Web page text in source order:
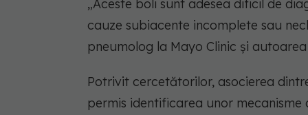
„Aceste boli sunt adesea dificil de
cauze subiacente incomplete sau
pneumolog la Mayo Clinic și
Potrivit cercetătorilor, asocierea
permis identificarea unor mecanisme